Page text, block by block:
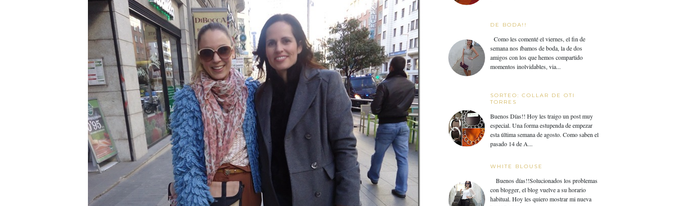
DE BODA!!
Como les comenté el viernes, el fin de
semana nos íbamos de boda, la de dos
amigos con los que hemos compartido
momentos inolvidables, via...
SORTEO: COLLAR DE OTI
TORRES
Buenos Días!! Hoy les traigo un post muy
especial. Una forma estupenda de empezar
esta última semana de agosto. Como saben el
pasado 14 de A...
WHITE BLOUSE
Buenos días!!Solucionados los problemas
con blogger, el blog vuelve a su horario
habitual. Hoy les quiero mostrar mi nueva